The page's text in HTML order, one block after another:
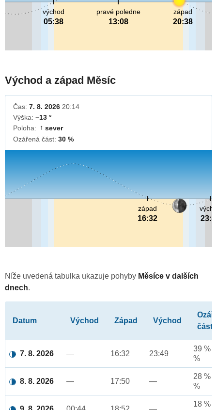
pravé poledne
13:08
východ
05:38
západ
20:38
Východ a západ Měsíc
Čas: 7. 8. 2026 20:14
Výška: −13 °
Poloha:
↓ sever
Ozářená část: 30 %
západ
16:32
Níže uvedená tabulka ukazuje pohyby Měsíce v dalších
dnech.
Datum Východ Západ Východ
část
7. 8. 2026 — 16:32 23:49
39 %
%
8. 8. 2026 — 17:50 —
28 %
%
18 %